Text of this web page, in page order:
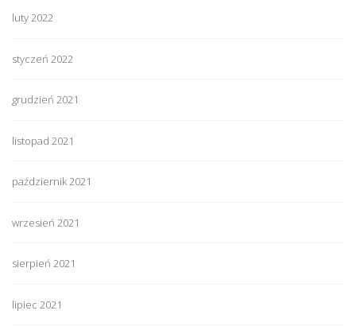
luty 2022
styczeń 2022
grudzień 2021
listopad 2021
październik 2021
wrzesień 2021
sierpień 2021
lipiec 2021